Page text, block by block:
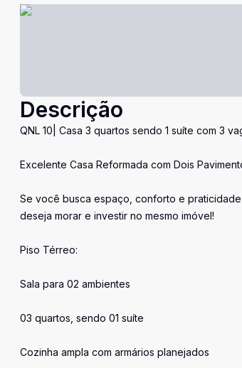
Descrição
QNL 10| Casa 3 quartos sendo 1 suíte com 3
Excelente Casa Reformada com Dois
Se você busca espaço, conforto e
deseja morar e investir no mesmo imóvel!
Piso Térreo:
Sala para 02 ambientes
03 quartos, sendo 01 suíte
Cozinha ampla com armários planejados